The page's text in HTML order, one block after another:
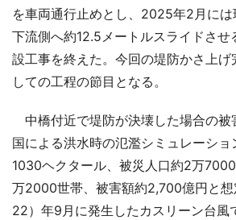
を車両通行止めとし、2025年2月に
下流側へ約12.5メートルスライドさせ
設工事を終えた。今回の堤防かさ上げ
しての工程の節目となる。
中橋付近で堤防が決壊した場合の被
国による洪水時の氾濫シミュレーシ
1030ヘクタール、被災人口約2万
万2000世帯、被害額約2,700億円と
22）年9月に発生したカスリーン台風